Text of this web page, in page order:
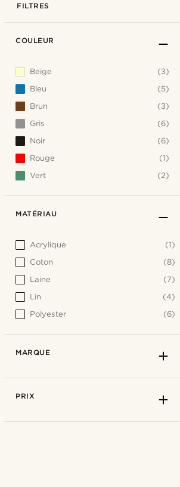
FILTRES
COULEUR
Beige
(3)
Bleu
(5)
Brun
(3)
Gris
(6)
Noir
(6)
Rouge
(1)
Vert
(2)
MATÉRIAU
Acrylique
(1)
Coton
(8)
Laine
(7)
Lin
(4)
Polyester
(6)
MARQUE
PRIX